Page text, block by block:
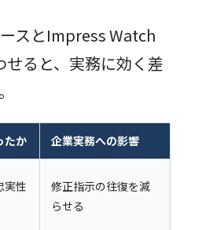
スとImpress Watch
せると、実務に効く差
たか 企業実務への影響
実性
修正指示の往復を減
らせる